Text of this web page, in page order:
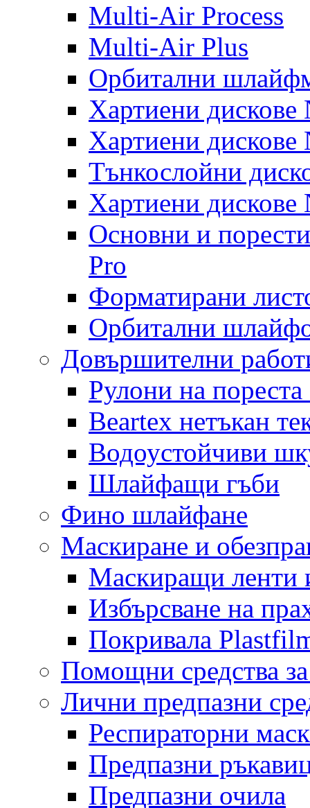
Multi-Air Process
Multi-Air Plus
Орбитални
Хартиени
Хартиени
Тънкослойни
Хартиени
Основни и
Pro
Форматирани
Орбитални
Довършителни
Рулони на
Beartex нетъкан
Водоустойчиви
Шлайфащи гъби
Фино шлайфане
Маскиране и
Маскиращи ленти
Избърсване на
Покривала
Помощни средства
Лични предпазни
Респираторни
Предпазни
Предпазни очила